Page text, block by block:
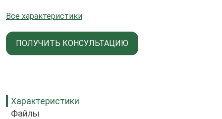
Все характеристики
ПОЛУЧИТЬ КОНСУЛЬТАЦИЮ
Характеристики
Файлы